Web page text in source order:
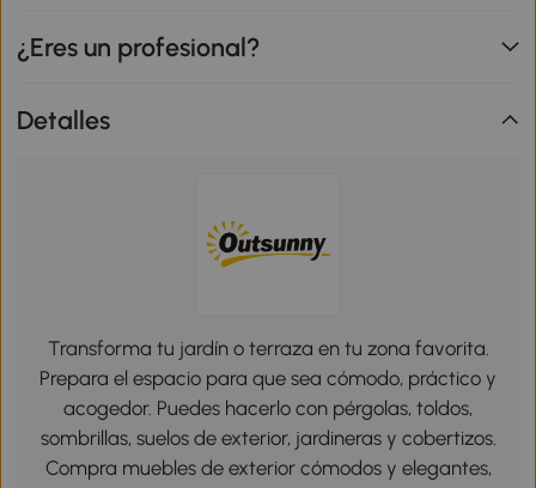
¿Eres un profesional?
Detalles
Transforma tu jardín o terraza en tu zona favorita.
Prepara el espacio para que sea cómodo, práctico y
acogedor. Puedes hacerlo con pérgolas, toldos,
sombrillas, suelos de exterior, jardineras y cobertizos.
Compra muebles de exterior cómodos y elegantes,